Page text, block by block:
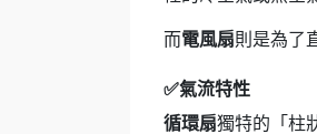
而電風扇則是為了
✅氣流特性
循環扇獨特的「柱